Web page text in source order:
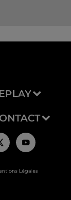
Légales